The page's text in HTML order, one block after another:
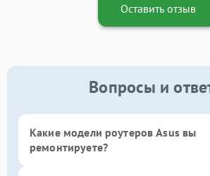
Оставить отзыв
Вопросы и
Какие модели роутеров Asus вы
ремонтируете?